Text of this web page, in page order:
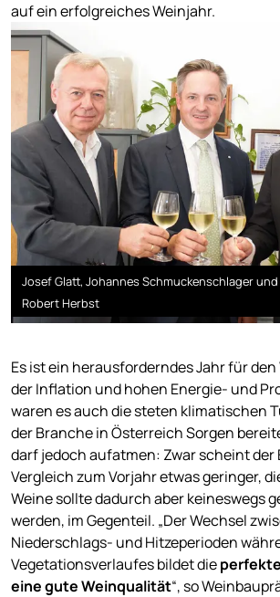
auf ein erfolgreiches Weinjahr.
Josef Glatt, Johannes Schmuckenschlager und
Robert Herbst
Es ist ein herausforderndes Jahr für den
der Inflation und hohen Energie- und
waren es auch die steten klimatischen
der Branche in Österreich Sorgen
darf jedoch aufatmen: Zwar scheint der
Vergleich zum Vorjahr etwas geringer,
Weine sollte dadurch aber keineswegs
werden, im Gegenteil. „Der Wechsel
Niederschlags- und Hitzeperioden
Vegetationsverlaufes bildet die
eine gute Weinqualität“, so